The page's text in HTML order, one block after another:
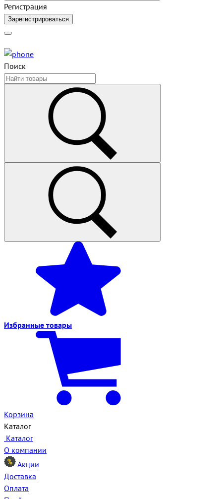
Регистрация
Зарегистрироваться
Поиск
Избранные товары
Корзина
Каталог
Каталог
О компании
Акции
Доставка
Оплата